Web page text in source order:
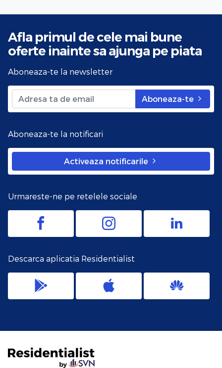
Afla primul de cele mai bune
oferte inainte sa ajunga pe piata
Aboneaza-te la newsletter
Aboneaza-te
Aboneaza-te la notificari
Activeaza notificarile
Urmareste-ne pe retelele sociale
Descarca aplicatia Residentialist